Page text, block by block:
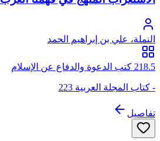
النملة، علي بن إبراهيم الحمد
218.5 كتب الدعوة والدفاع عن الإسلام
- كتاب المجلة العربية 223
تفاصيل